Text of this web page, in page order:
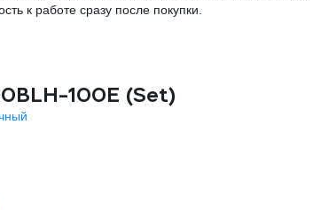
к работе сразу после покупки.
100E (Set)